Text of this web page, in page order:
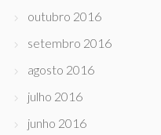
outubro 2016
setembro 2016
agosto 2016
julho 2016
junho 2016